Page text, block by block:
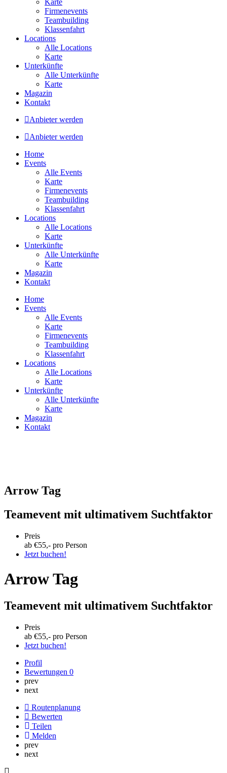
Firmenevents
Teambuilding
Klassenfahrt
Locations
Alle Locations
Karte
Unterkünfte
Alle Unterkünfte
Karte
Magazin
Kontakt
Anbieter werden
Anbieter werden
Home
Events
Alle Events
Karte
Firmenevents
Teambuilding
Klassenfahrt
Locations
Alle Locations
Karte
Unterkünfte
Alle Unterkünfte
Karte
Magazin
Kontakt
Home
Events
Alle Events
Karte
Firmenevents
Teambuilding
Klassenfahrt
Locations
Alle Locations
Karte
Unterkünfte
Alle Unterkünfte
Karte
Magazin
Kontakt
Arrow Tag
Teamevent mit ultimativem Suchtfaktor
Preis
ab €55,- pro Person
Jetzt buchen!
Arrow Tag
Teamevent mit ultimativem Suchtfaktor
Preis
ab €55,- pro Person
Jetzt buchen!
Profil
Bewertungen 0
prev
next
Routenplanung
Bewerten
Teilen
Melden
prev
next